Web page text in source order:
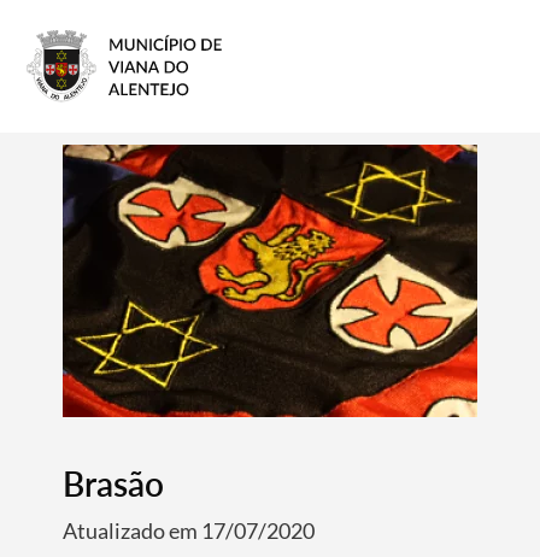
Brasão
Atualizado em 17/07/2020